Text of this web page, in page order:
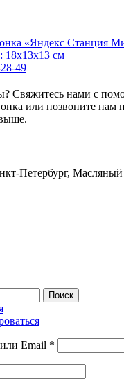
49
Свяжитесь нами с
или позвоните нам
Петербург,
Поиск
Email *